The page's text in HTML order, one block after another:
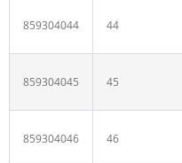
859304044 44
859304045 45
859304046 46